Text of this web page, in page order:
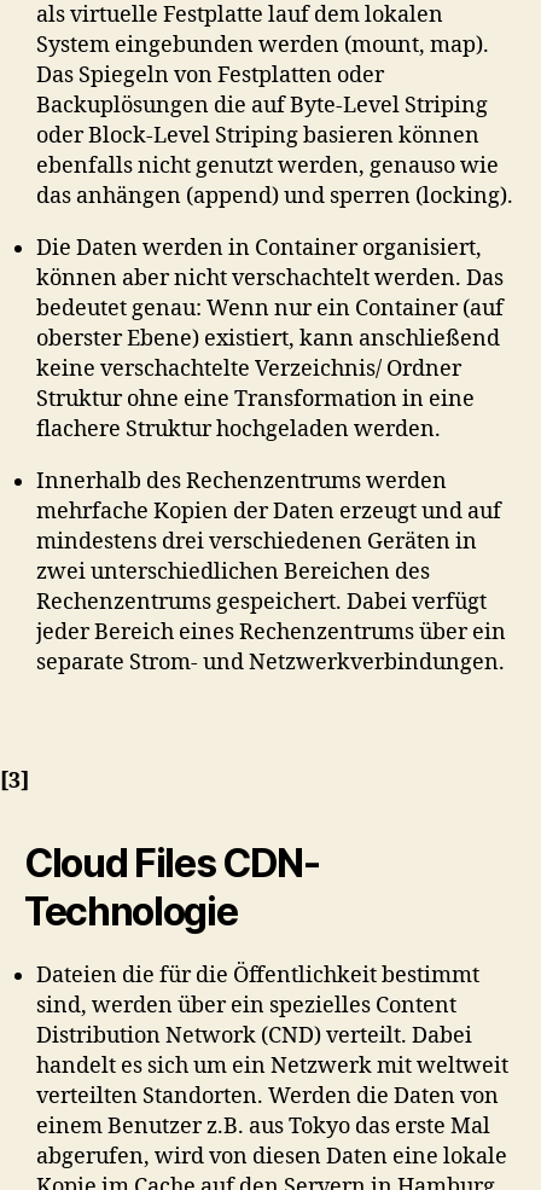
als virtuelle Festplatte lauf dem lokalen
System eingebunden werden (mount, map).
Das Spiegeln von Festplatten oder
Backuplösungen die auf Byte-Level Striping
oder Block-Level Striping basieren können
ebenfalls nicht genutzt werden, genauso wie
das anhängen (append) und sperren (locking).
Die Daten werden in Container organisiert,
können aber nicht verschachtelt werden. Das
bedeutet genau: Wenn nur ein Container (auf
oberster Ebene) existiert, kann anschließend
keine verschachtelte Verzeichnis/ Ordner
Struktur ohne eine Transformation in eine
flachere Struktur hochgeladen werden.
Innerhalb des Rechenzentrums werden
mehrfache Kopien der Daten erzeugt und auf
mindestens drei verschiedenen Geräten in
zwei unterschiedlichen Bereichen des
Rechenzentrums gespeichert. Dabei verfügt
jeder Bereich eines Rechenzentrums über ein
separate Strom- und Netzwerkverbindungen.
[3]
Cloud Files CDN-
Technologie
Dateien die für die Öffentlichkeit bestimmt
sind, werden über ein spezielles Content
Distribution Network (CND) verteilt. Dabei
handelt es sich um ein Netzwerk mit weltweit
verteilten Standorten. Werden die Daten von
einem Benutzer z.B. aus Tokyo das erste Mal
abgerufen, wird von diesen Daten eine lokale